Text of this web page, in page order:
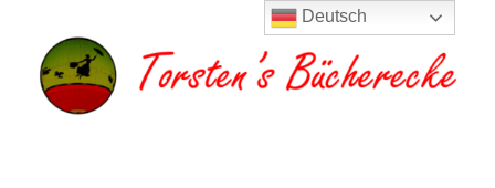
springen
Deutsch